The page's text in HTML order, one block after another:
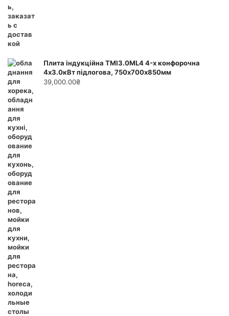
Плита індукційна ТМІ3.0ML4 4-х конфорочна
4х3.0кВт підлогова, 750х700х850мм
39,000.00₴